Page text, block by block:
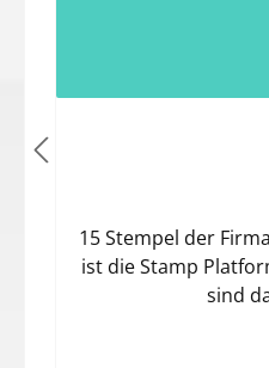
15 Stempel der
ist die Stamp
sind